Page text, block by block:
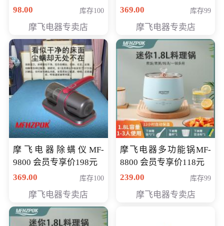
98.00
库存100
摩飞电器专卖店
元
369.00 库存99
摩飞电器专卖店
摩飞电器除螨仪MF-
9800 会员专享价198元
369.00
库存100
摩飞电器专卖店
摩飞电器多功能锅MF-
8800 会员专享价118元
239.00
库存99
摩飞电器专卖店